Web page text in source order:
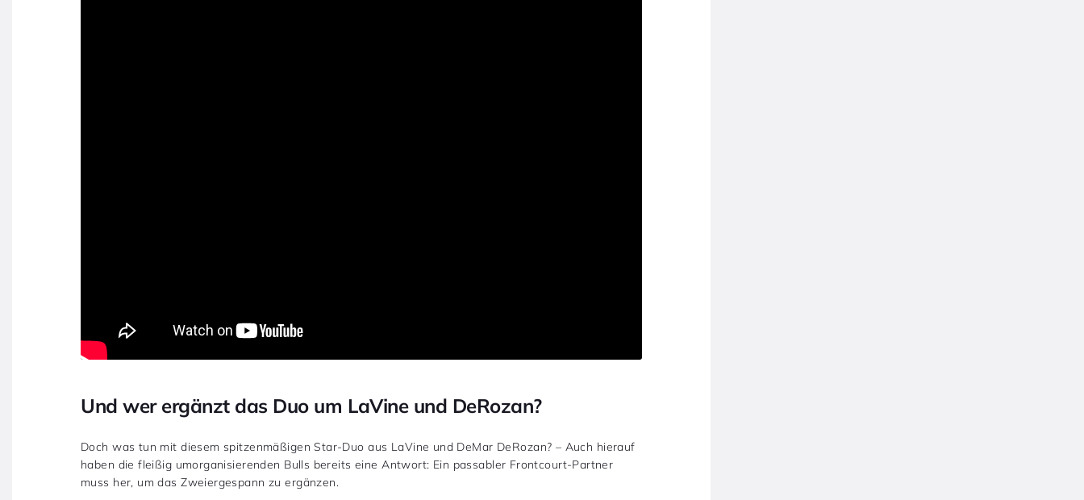
Und wer ergänzt das Duo um LaVine und DeRozan?
Doch was tun mit diesem spitzenmäßigen Star-Duo aus LaVine und DeMar DeRozan? – Auch hierauf
haben die fleißig umorganisierenden Bulls bereits eine Antwort: Ein passabler Frontcourt-Partner
muss her, um das Zweiergespann zu ergänzen.